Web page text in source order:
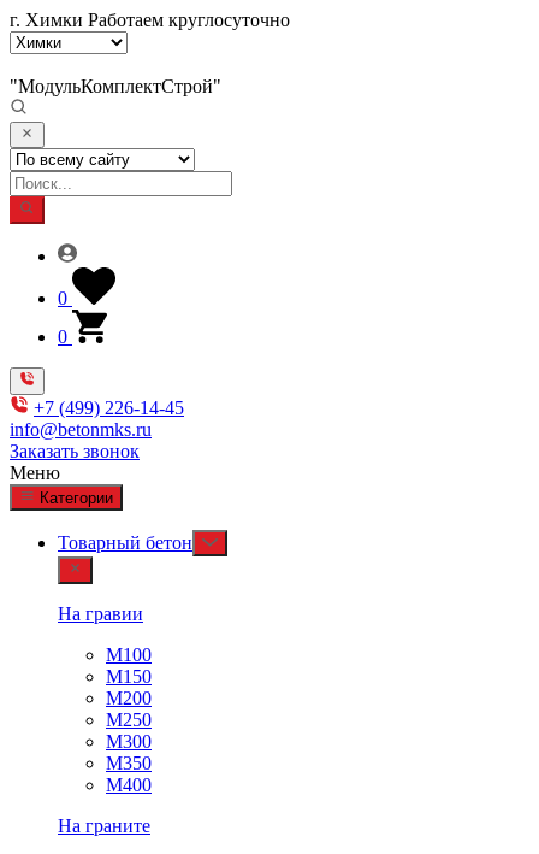
г. Химки Работаем круглосуточно
"МодульКомплектСтрой"
0
0
+7 (499) 226-14-45
info@betonmks.ru
Заказать звонок
Меню
Категории
Товарный бетон
На гравии
М100
М150
М200
М250
М300
М350
М400
На граните